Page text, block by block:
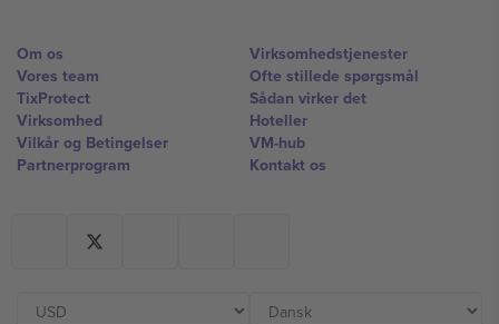
Om os
Vores team
TixProtect
Virksomhed
Vilkår og Betingelser
Partnerprogram
Virksomhedstjenester
Ofte stillede spørgsmål
Sådan virker det
Hoteller
VM-hub
Kontakt os